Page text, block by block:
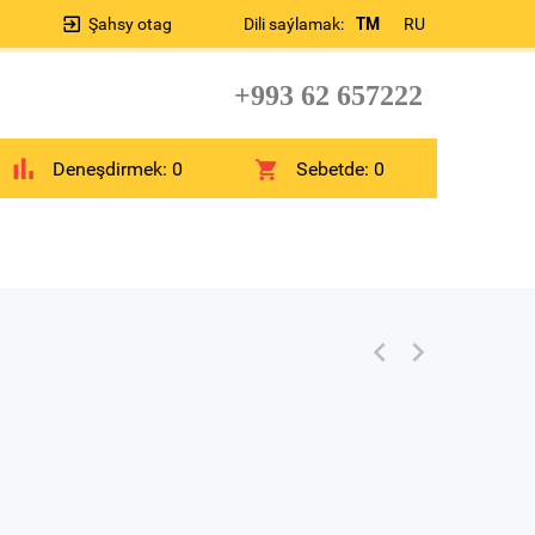
Dili saýlamak: TM RU
Şahsy otag
+993 62 657222
Deneşdirmek: 0 Sebetde:0